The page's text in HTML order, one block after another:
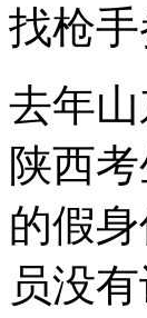
找枪
去年
陕西
的假
员没